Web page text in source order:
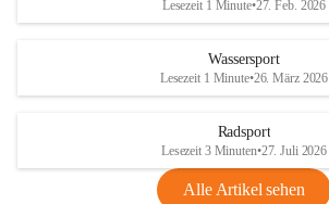
Anhang VBl. EU Nr. 18
1 Seite•1,4 MB
VBl. EU Nr. 18_2026
Lesezeit 1 Minute•27. Feb. 2026
Wassersport
Lesezeit 1 Minute•26. März 2026
Radsport
Lesezeit 3 Minuten•27. Juli 2026
Alle Artikel sehen